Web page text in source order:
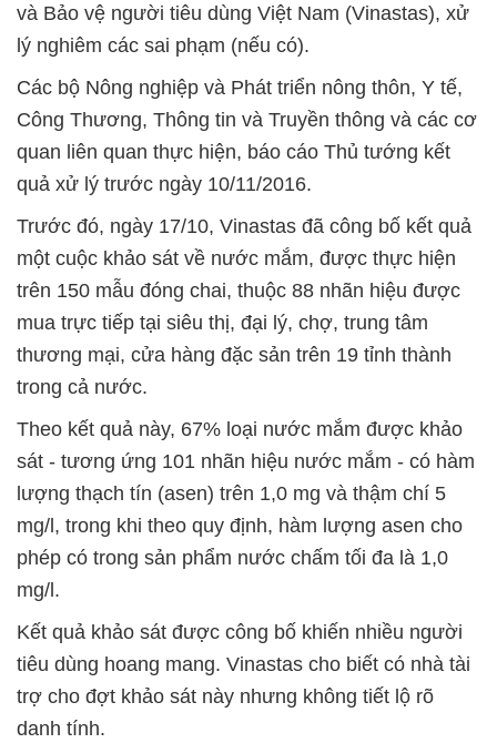
và Bảo vệ người tiêu dùng Việt Nam (Vinastas), xử
lý nghiêm các sai phạm (nếu có).
Các bộ Nông nghiệp và Phát triển nông thôn, Y tế,
Công Thương, Thông tin và Truyền thông và các cơ
quan liên quan thực hiện, báo cáo Thủ tướng kết
quả xử lý trước ngày 10/11/2016.
Trước đó, ngày 17/10, Vinastas đã công bố kết quả
một cuộc khảo sát về nước mắm, được thực hiện
trên 150 mẫu đóng chai, thuộc 88 nhãn hiệu được
mua trực tiếp tại siêu thị, đại lý, chợ, trung tâm
thương mại, cửa hàng đặc sản trên 19 tỉnh thành
trong cả nước.
Theo kết quả này, 67% loại nước mắm được khảo
sát - tương ứng 101 nhãn hiệu nước mắm - có hàm
lượng thạch tín (asen) trên 1,0 mg và thậm chí 5
mg/l, trong khi theo quy định, hàm lượng asen cho
phép có trong sản phẩm nước chấm tối đa là 1,0
mg/l.
Kết quả khảo sát được công bố khiến nhiều người
tiêu dùng hoang mang. Vinastas cho biết có nhà tài
trợ cho đợt khảo sát này nhưng không tiết lộ rõ
danh tính.